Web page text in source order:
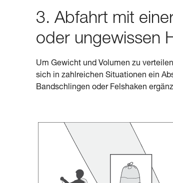
3. Abfahrt mit
oder ungewissen
Um Gewicht und Volumen zu
sich in zahlreichen Situationen ein
Bandschlingen oder Felshaken